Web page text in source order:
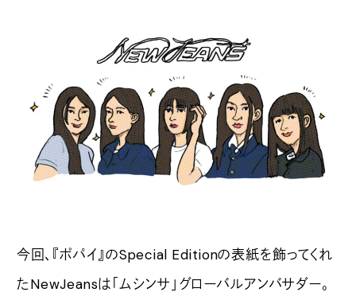
今回、『ポパイ』のSpecial Editionの表紙を飾ってくれ
たNewJeansは「ムシンサ」グローバルアンバサダー。